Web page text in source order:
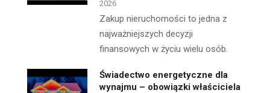
2026
Zakup nieruchomości to jedna z
najważniejszych decyzji
finansowych w życiu wielu osób.
Świadectwo energetyczne dla
wynajmu – obowiązki właściciela